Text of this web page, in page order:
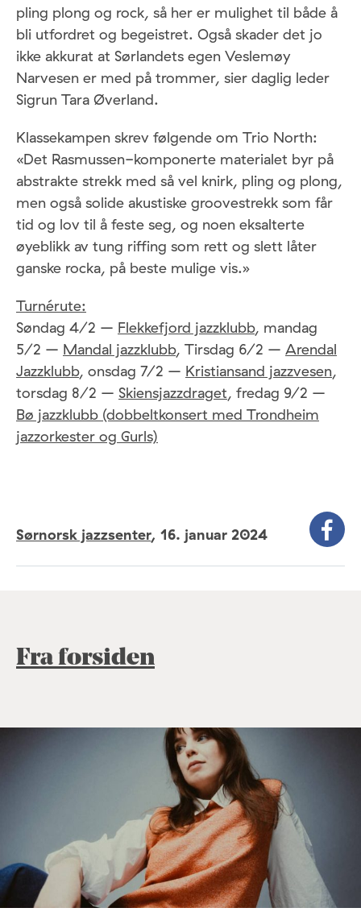
pling plong og rock, så her er mulighet til både å
bli utfordret og begeistret. Også skader det jo
ikke akkurat at Sørlandets egen Veslemøy
Narvesen er med på trommer, sier daglig leder
Sigrun Tara Øverland.
Klassekampen skrev følgende om Trio North:
«Det Rasmussen-komponerte materialet byr på
abstrakte strekk med så vel knirk, pling og plong,
men også solide akustiske groovestrekk som får
tid og lov til å feste seg, og noen eksalterte
øyeblikk av tung riffing som rett og slett låter
ganske rocka, på beste mulige vis.»
Turnérute:
Søndag 4/2 – Flekkefjord jazzklubb, mandag
5/2 – Mandal jazzklubb, Tirsdag 6/2 – Arendal
Jazzklubb, onsdag 7/2 – Kristiansand jazzvesen,
torsdag 8/2 – Skiensjazzdraget, fredag 9/2 –
Bø jazzklubb (dobbeltkonsert med Trondheim
jazzorkester og Gurls)
Sørnorsk jazzsenter, 16. januar 2024
Fra forsiden